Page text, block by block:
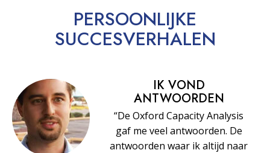
PERSOONLIJKE
SUCCESVERHALEN
IK VOND
ANTWOORDEN
“De Oxford Capacity Analysis
gaf me veel antwoorden. De
antwoorden waar ik altijd naar